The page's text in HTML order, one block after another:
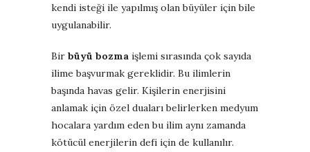
kendi isteği ile yapılmış olan büyüler için bile
uygulanabilir.
Bir büyü bozma işlemi sırasında çok sayıda
ilime başvurmak gereklidir. Bu ilimlerin
başında havas gelir. Kişilerin enerjisini
anlamak için özel duaları belirlerken medyum
hocalara yardım eden bu ilim aynı zamanda
kötücül enerjilerin defi için de kullanılır.